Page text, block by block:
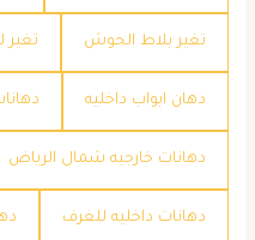
تغير بلاط الحوش تغير
دهان ابواب داخليه
دهانات خارجيه شمال الرياض
دهانات داخليه للغرف